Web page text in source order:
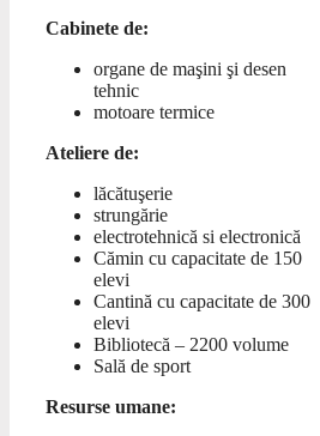
Cabinete de:
organe de maşini şi desen
tehnic
motoare termice
Ateliere de:
lăcătuşerie
strungărie
electrotehnică si electronică
Cămin cu capacitate de 150
elevi
Cantină cu capacitate de 300
elevi
Bibliotecă – 2200 volume
Sală de sport
Resurse umane: